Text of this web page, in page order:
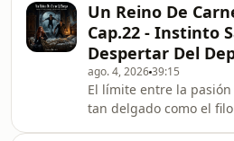
por una pesadilla
impotente donde
desesperadamente
una fuerza oscura, solo
ella se le escapa entre
despertar sobresaltado
un sudor frío, la
Un Reino De
Cap.22 - Instinto
Despertar Del
ago. 4, 202639:15
El límite entre la
tan delgado como el